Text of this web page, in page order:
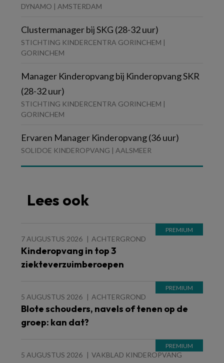
DYNAMO | AMSTERDAM
Clustermanager bij SKG (28-32 uur)
STICHTING KINDERCENTRA GORINCHEM |
GORINCHEM
Manager Kinderopvang bij Kinderopvang SKR
(28-32 uur)
STICHTING KINDERCENTRA GORINCHEM |
GORINCHEM
Ervaren Manager Kinderopvang (36 uur)
SOLIDOE KINDEROPVANG | AALSMEER
Lees ook
7 AUGUSTUS 2026 ACHTERGROND
Kinderopvang in top 3
ziekteverzuimberoepen
5 AUGUSTUS 2026 ACHTERGROND
Blote schouders, navels of tenen op de
groep: kan dat?
5 AUGUSTUS 2026 VAKBLAD KINDEROPVANG